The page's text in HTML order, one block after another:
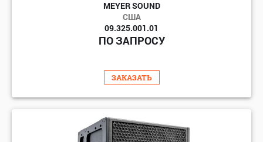
MEYER SOUND
США
09.325.001.01
ПО ЗАПРОСУ
ЗАКАЗАТЬ